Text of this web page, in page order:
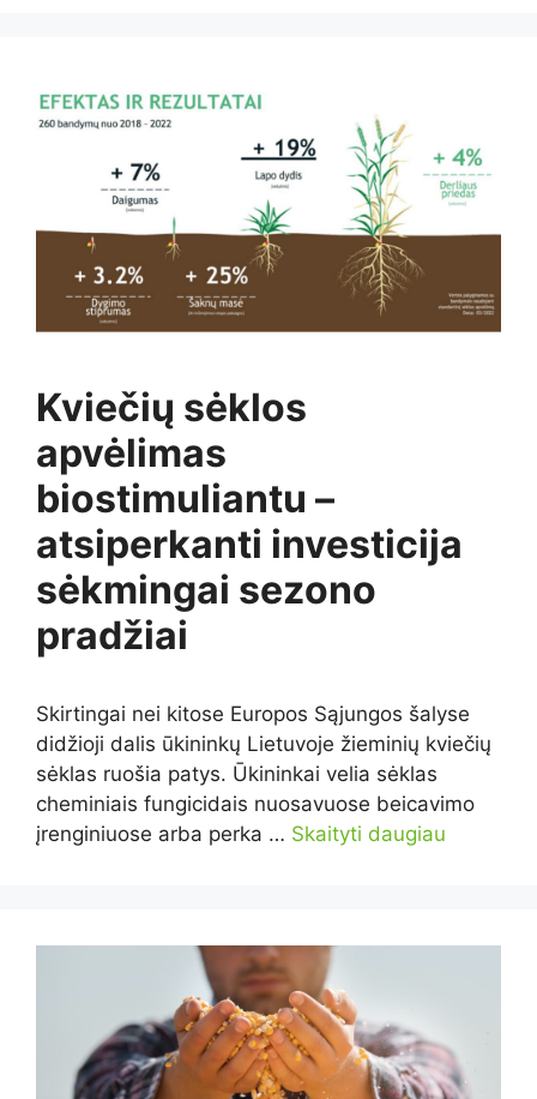
Kviečių sėklos
apvėlimas
biostimuliantu –
atsiperkanti investicija
sėkmingai sezono
pradžiai
Skirtingai nei kitose Europos Sąjungos šalyse
didžioji dalis ūkininkų Lietuvoje žieminių kviečių
sėklas ruošia patys. Ūkininkai velia sėklas
cheminiais fungicidais nuosavuose beicavimo
įrenginiuose arba perka … Skaityti daugiau